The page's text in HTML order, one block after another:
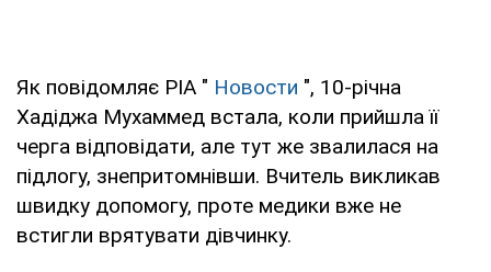
Як повідомляє РІА " Новости ", 10-річна
Хадіджа Мухаммед встала, коли прийшла її
черга відповідати, але тут же звалилася на
підлогу, знепритомнівши. Вчитель викликав
швидку допомогу, проте медики вже не
встигли врятувати дівчинку.